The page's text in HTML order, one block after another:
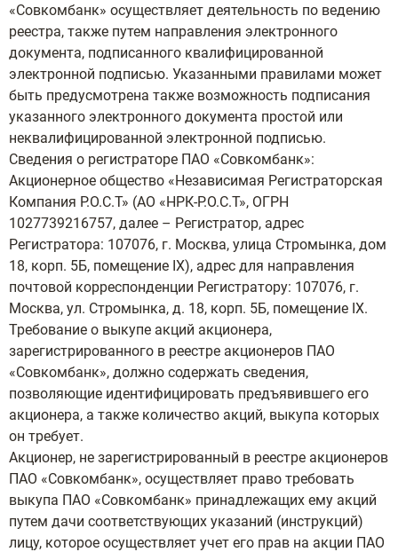
«Совкомбанк» осуществляет деятельность по ведению
реестра, также путем направления электронного
документа, подписанного квалифицированной
электронной подписью. Указанными правилами может
быть предусмотрена также возможность подписания
указанного электронного документа простой или
неквалифицированной электронной подписью.
Сведения о регистраторе ПАО «Совкомбанк»:
Акционерное общество «Независимая Регистраторская
Компания Р.О.С.Т» (АО «НРК-Р.О.С.Т», ОГРН
1027739216757, далее – Регистратор, адрес
Регистратора: 107076, г. Москва, улица Стромынка, дом
18, корп. 5Б, помещение IX), адрес для направления
почтовой корреспонденции Регистратору: 107076, г.
Москва, ул. Стромынка, д. 18, корп. 5Б, помещение IX.
Требование о выкупе акций акционера,
зарегистрированного в реестре акционеров ПАО
«Совкомбанк», должно содержать сведения,
позволяющие идентифицировать предъявившего его
акционера, а также количество акций, выкупа которых
он требует.
Акционер, не зарегистрированный в реестре акционеров
ПАО «Совкомбанк», осуществляет право требовать
выкупа ПАО «Совкомбанк» принадлежащих ему акций
путем дачи соответствующих указаний (инструкций)
лицу, которое осуществляет учет его прав на акции ПАО